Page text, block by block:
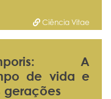
Ciência Vitae
A
de vida e
gerações